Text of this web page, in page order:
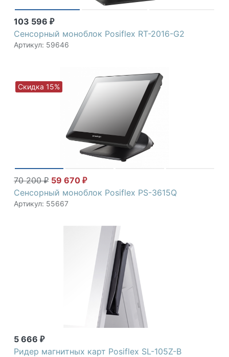
103 596 ₽
Сенсорный моноблок Posiflex RT-2016-G2
Артикул: 59646
70 200₽ 59 670 ₽
Сенсорный моноблок Posiflex PS-3615Q
Артикул: 55667
Скидка 15%
5 666 ₽
Ридер магнитных карт Posiflex SL-105Z-B